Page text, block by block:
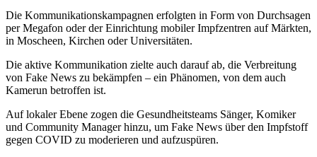
Die Kommunikationskampagnen erfolgten in Form von Durchsagen
per Megafon oder der Einrichtung mobiler Impfzentren auf Märkten,
in Moscheen, Kirchen oder Universitäten.
Die aktive Kommunikation zielte auch darauf ab, die Verbreitung
von Fake News zu bekämpfen – ein Phänomen, von dem auch
Kamerun betroffen ist.
Auf lokaler Ebene zogen die Gesundheitsteams Sänger, Komiker
und Community Manager hinzu, um Fake News über den Impfstoff
gegen COVID zu moderieren und aufzuspüren.